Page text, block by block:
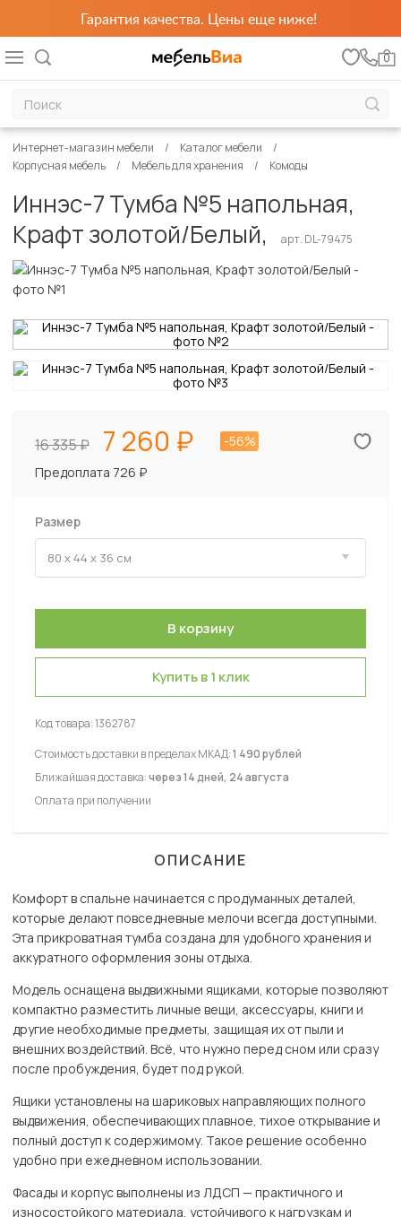
Гарантия качества. Цены еще ниже!
0
Интернет-магазин мебели
Каталог мебели
Корпусная мебель
Мебель для хранения Комоды
Иннэс-7 Тумба №5 напольная,
Крафт золотой/Белый,
арт. DL-79475
16 335 7 260
-56%
Предоплата 726 ₽
Размер
Купить в 1 клик
Код товара:1362787
Стоимость доставки в пределах МКАД:1 490 рублей
Ближайшая доставка:через 14 дней, 24 августа
Оплата при получении
ОПИСАНИЕ
Комфорт в спальне начинается с продуманных деталей,
которые делают повседневные мелочи всегда доступными.
Эта прикроватная тумба создана для удобного хранения и
аккуратного оформления зоны отдыха.
Модель оснащена выдвижными ящиками, которые позволяют
компактно разместить личные вещи, аксессуары, книги и
другие необходимые предметы, защищая их от пыли и
внешних воздействий. Всё, что нужно перед сном или сразу
после пробуждения, будет под рукой.
Ящики установлены на шариковых направляющих полного
выдвижения, обеспечивающих плавное, тихое открывание и
полный доступ к содержимому. Такое решение особенно
удобно при ежедневном использовании.
Фасады и корпус выполнены из ЛДСП — практичного и
износостойкого материала, устойчивого к нагрузкам и